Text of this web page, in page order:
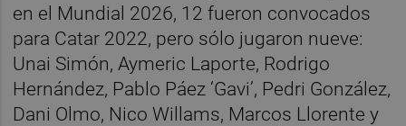
en el Mundial 2026, 12 fueron convocados
para Catar 2022, pero sólo jugaron nueve:
Unai Simón, Aymeric Laporte, Rodrigo
Hernández, Pablo Páez ‘Gavi’, Pedri González,
Dani Olmo, Nico Willams, Marcos Llorente y